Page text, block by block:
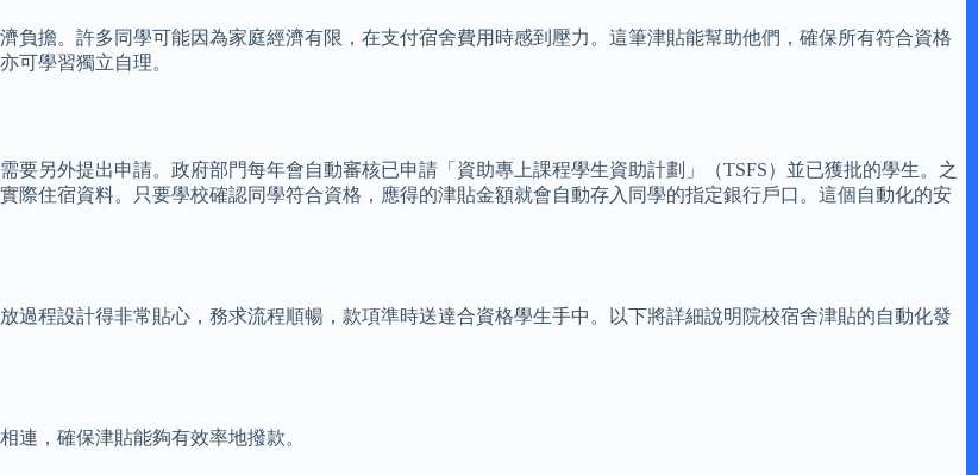
負擔。許多同學可能因為家庭經濟有限，在支付宿舍費用時感到壓力。這筆津貼能幫助他們，確保所有符合資格
可學習獨立自理。
另外提出申請。政府部門每年會自動審核已申請「資助專上課程學生資助計劃」（TSFS）並已獲批的學生。之
際住宿資料。只要學校確認同學符合資格，應得的津貼金額就會自動存入同學的指定銀行戶口。這個自動化的安
過程設計得非常貼心，務求流程順暢，款項準時送達合資格學生手中。以下將詳細說明院校宿舍津貼的自動化發
連，確保津貼能夠有效率地撥款。